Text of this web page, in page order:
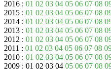
2016 : 01 02 03 04 05 06 07 08
2015 : 01 02 03 04 05 06 07 08
2014 : 01 02 03 04 05 06 07 08
2013 : 01 02 03 04 05 06 07 08
2012 : 01 02 03 04 05 06 07 08
2011 : 01 02 03 04 05 06 07 08
2010 : 01 02 03 04 05 06 07 08
2009 : 01 02 03 04 05 06 07 08